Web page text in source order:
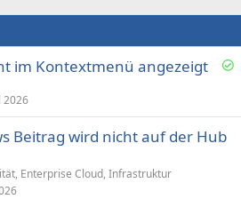
ö
im Kontextmenü angezeigt
2026
Beitrag wird nicht auf der Hub
Enterprise Cloud, Infrastruktur